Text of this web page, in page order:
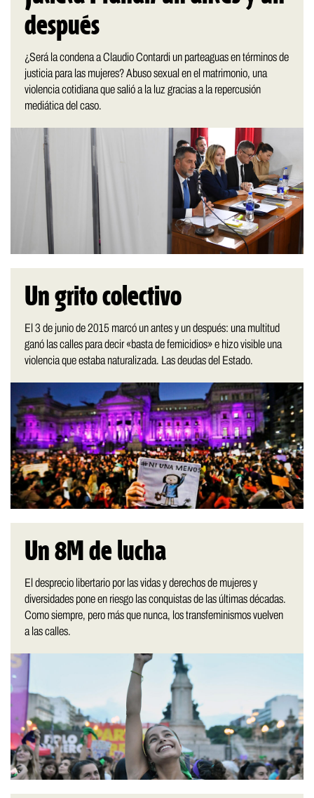
después
¿Será la condena a Claudio Contardi un parteaguas en términos de
justicia para las mujeres? Abuso sexual en el matrimonio, una
violencia cotidiana que salió a la luz gracias a la repercusión
mediática del caso.
Un grito colectivo
El 3 de junio de 2015 marcó un antes y un después: una multitud
ganó las calles para decir «basta de femicidios» e hizo visible una
violencia que estaba naturalizada. Las deudas del Estado.
Un 8M de lucha
El desprecio libertario por las vidas y derechos de mujeres y
diversidades pone en riesgo las conquistas de las últimas décadas.
Como siempre, pero más que nunca, los transfeminismos vuelven
a las calles.